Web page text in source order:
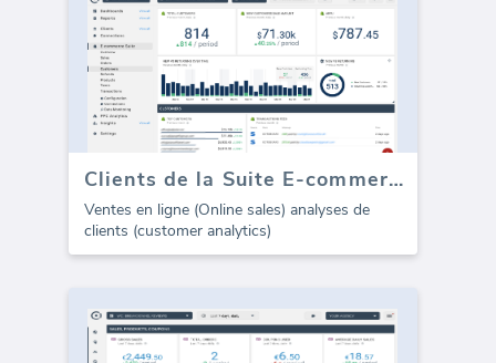
Clients de la Suite E-commerce
Ventes en ligne (Online sales) analyses de
clients (customer analytics)